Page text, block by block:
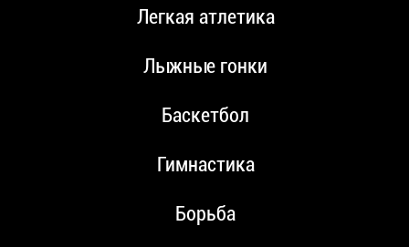
Легкая атлетика
Лыжные гонки
Баскетбол
Гимнастика
Борьба